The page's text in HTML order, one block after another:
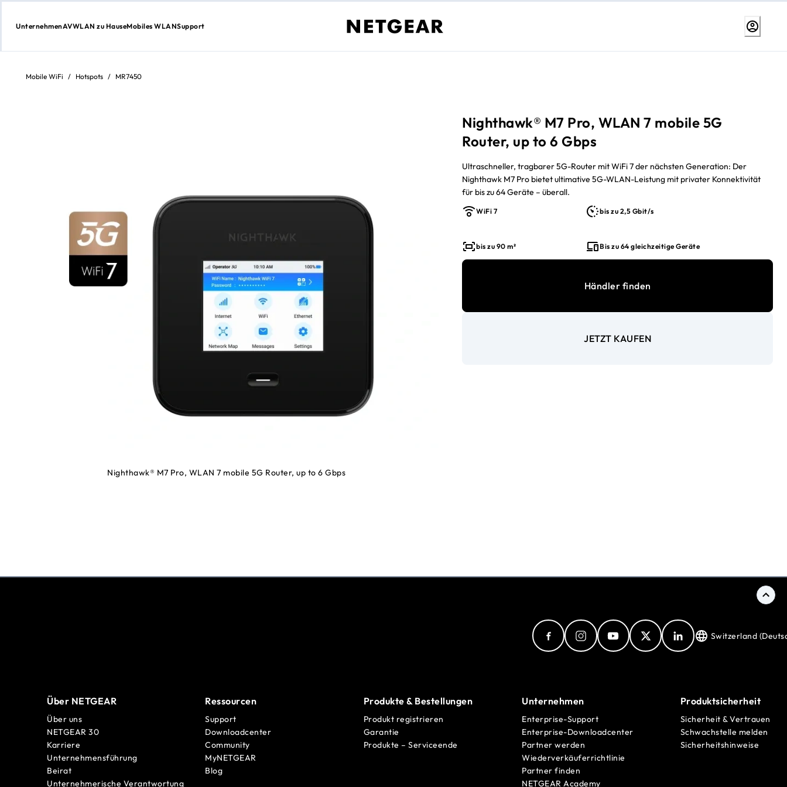
Weiter
UnternehmenAVWLAN zu HauseMobiles WLANSupport
Mobile WiFi / Hotspots / MR7450
Nighthawk® M7 Pro, WLAN 7 mobile 5G
Router, up to 6 Gbps
Nighthawk® M7 Pro, WLAN 7 mobile 5G Router, up to 6 Gbps
Ultraschneller, tragbarer 5G-Router mit WiFi 7 der nächsten Generation: Der
Nighthawk M7 Pro bietet ultimative 5G-WLAN-Leistung mit privater Konnektivität
für bis zu 64 Geräte – überall.
WiFi 7 bis zu 2,5 Gbit/s
bis zu 90 m² Bis zu 64 gleichzeitige Geräte
Händler finden
JETZT KAUFEN
Switzerland
Über NETGEAR
Über uns
NETGEAR 30
Karriere
Unternehmensführung
Beirat
Unternehmerische Verantwortung
Ressourcen
Support
Downloadcenter
Community
MyNETGEAR
Blog
Produkte & Bestellungen
Produkt registrieren
Garantie
Produkte – Serviceende
Unternehmen
Enterprise-Support
Enterprise-Downloadcenter
Partner werden
Wiederverkäuferrichtlinie
Partner finden
NETGEAR Academy
Produktsicherheit
Sicherheit & Vertrauen
Schwachstelle melden
Sicherheitshinweise